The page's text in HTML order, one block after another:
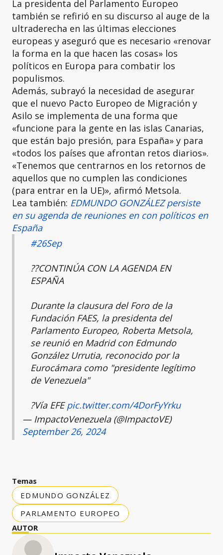
La presidenta del Parlamento Europeo
también se refirió en su discurso al auge de la
ultraderecha en las últimas elecciones
europeas y aseguró que es necesario «renovar
la forma en la que hacen las cosas» los
políticos en Europa para combatir los
populismos.
Además, subrayó la necesidad de asegurar
que el nuevo Pacto Europeo de Migración y
Asilo se implementa de una forma que
«funcione para la gente en las islas Canarias,
que están bajo presión, para España» y para
«todos los países que afrontan retos diarios».
«Tenemos que centrarnos en los retornos de
aquellos que no cumplen las condiciones
(para entrar en la UE)», afirmó Metsola.
Lea también: EDMUNDO GONZÁLEZ persiste
en su agenda de reuniones en con políticos en
España
#26Sep
??CONTINÚA CON LA AGENDA EN
ESPAÑA
Durante la clausura del Foro de la
Fundación FAES, la presidenta del
Parlamento Europeo, Roberta Metsola,
se reunió en Madrid con Edmundo
González Urrutia, reconocido por la
Eurocámara como "presidente legítimo
de Venezuela"
?Vía EFEpic.twitter.com/4DorFyYrku
— ImpactoVenezuela (@ImpactoVE)
September 26, 2024
Temas
EDMUNDO GONZÁLEZ
PARLAMENTO EUROPEO
AUTOR